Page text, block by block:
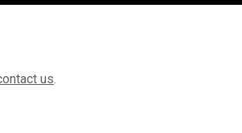
us.